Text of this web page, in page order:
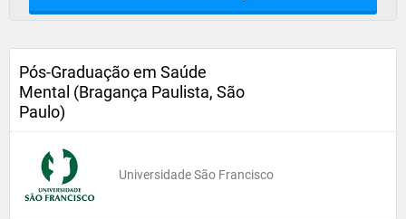
Pós-Graduação em Saúde
Mental (Bragança Paulista, São
Paulo)
Universidade São Francisco